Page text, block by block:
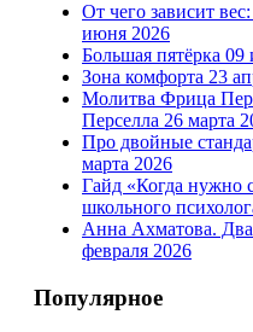
От чего зависит
июня 2026
Большая пятёрка 09
Зона комфорта 23
Молитва Фрица
Перселла 26 марта
Про двойные
марта 2026
Гайд «Когда нужно
школьного
Анна Ахматова.
февраля 2026
Популярное